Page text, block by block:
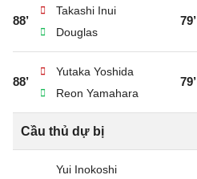
88’
Takashi Inui
Douglas
79’
88’
Yutaka Yoshida
Reon Yamahara
79’
Cầu thủ dự bị
Yui Inokoshi